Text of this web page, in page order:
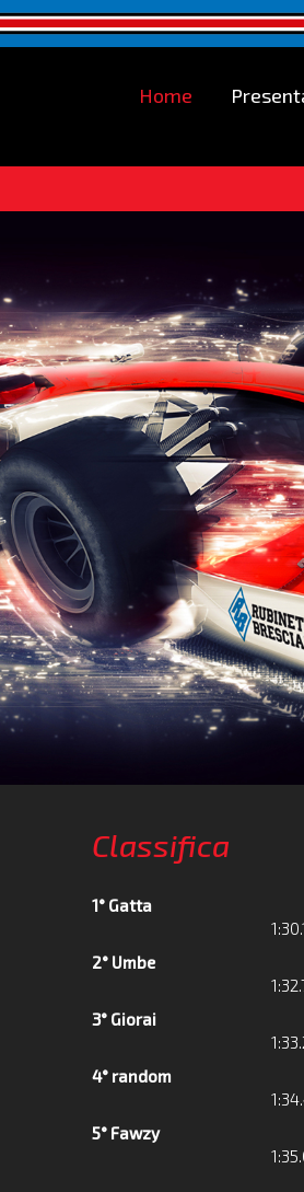
Home
Classifica
1° Gatta
2° Umbe
3° Giorai
4° random
5° Fawzy